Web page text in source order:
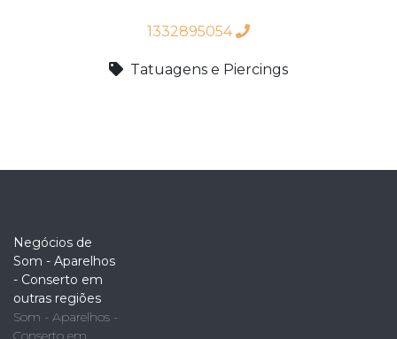
1332895054
Tatuagens e Piercings
Negócios de
Som - Aparelhos
- Conserto em
outras regiões
Som - Aparelhos -
Conserto em